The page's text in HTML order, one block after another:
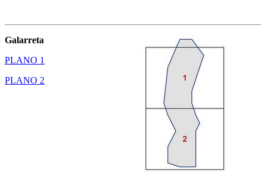
Galarreta
PLANO 1
PLANO 2